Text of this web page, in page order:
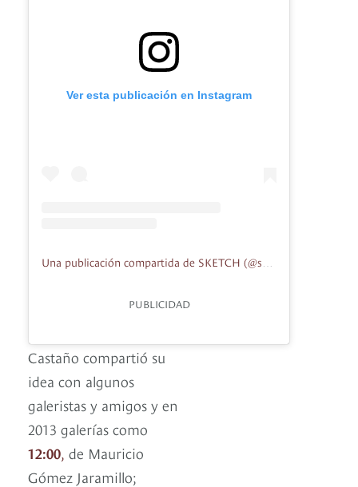
Ver esta publicación en Instagram
PUBLICIDAD
Castaño compartió su
idea con algunos
galeristas y amigos y en
2013 galerías como
12:00 de Mauricio
Gómez Jaramillo;